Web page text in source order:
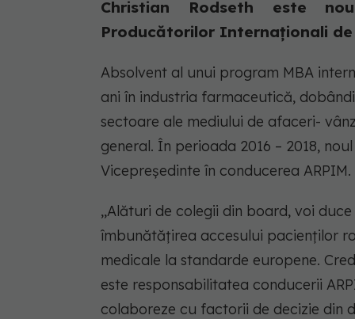
Christian Rodseth este
Producătorilor Internaționali de
Absolvent al unui program MBA
ani în industria farmaceutică,
sectoare ale mediului de afaceri-
general. În perioada 2016 – 2018,
Vicepreședinte în conducerea ARPIM.
,,Alături de colegii din board, voi
îmbunătățirea accesului pacienților
medicale la standarde europene.
este responsabilitatea conducerii
colaboreze cu factorii de decizie din